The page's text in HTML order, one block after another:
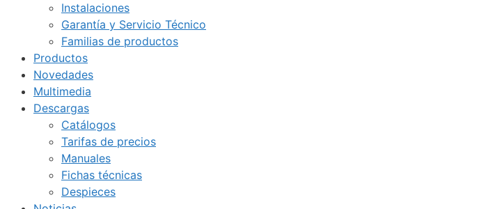
Instalaciones
Garantía y Servicio Técnico
Familias de productos
Productos
Novedades
Multimedia
Descargas
Catálogos
Tarifas de precios
Manuales
Fichas técnicas
Despieces